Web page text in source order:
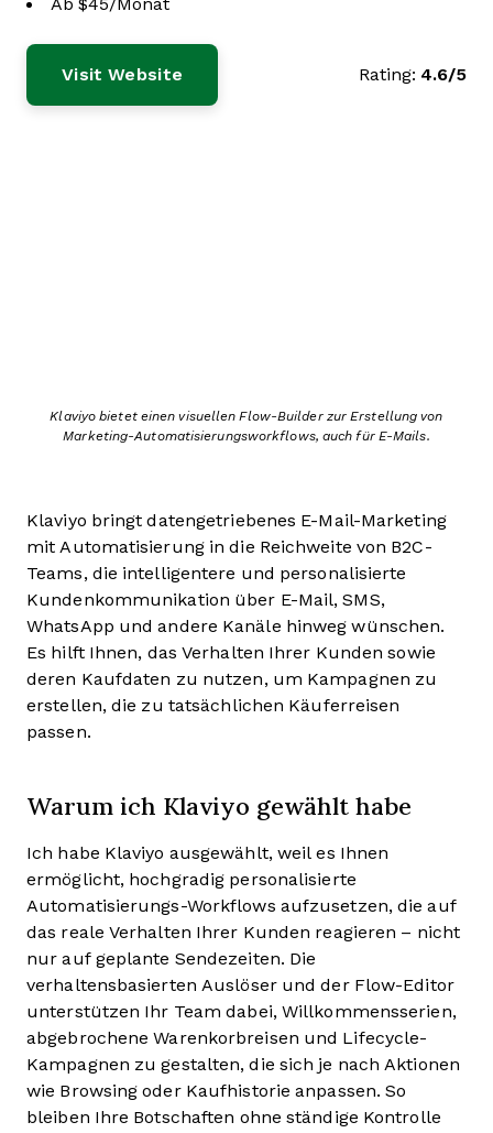
Ab $45/Monat
Visit Website Rating: 4.6/5
Klaviyo bietet einen visuellen Flow-Builder zur Erstellung von
Marketing-Automatisierungsworkflows, auch für E-Mails.
Klaviyo bringt datengetriebenes E-Mail-Marketing
mit Automatisierung in die Reichweite von B2C-
Teams, die intelligentere und personalisierte
Kundenkommunikation über E-Mail, SMS,
WhatsApp und andere Kanäle hinweg wünschen.
Es hilft Ihnen, das Verhalten Ihrer Kunden sowie
deren Kaufdaten zu nutzen, um Kampagnen zu
erstellen, die zu tatsächlichen Käuferreisen
passen.
Warum ich Klaviyo gewählt habe
Ich habe Klaviyo ausgewählt, weil es Ihnen
ermöglicht, hochgradig personalisierte
Automatisierungs-Workflows aufzusetzen, die auf
das reale Verhalten Ihrer Kunden reagieren – nicht
nur auf geplante Sendezeiten. Die
verhaltensbasierten Auslöser und der Flow-Editor
unterstützen Ihr Team dabei, Willkommensserien,
abgebrochene Warenkorbreisen und Lifecycle-
Kampagnen zu gestalten, die sich je nach Aktionen
wie Browsing oder Kaufhistorie anpassen. So
bleiben Ihre Botschaften ohne ständige Kontrolle